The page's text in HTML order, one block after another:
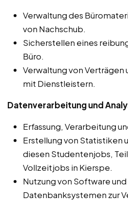
Verwaltung des
von Nachschub.
Sicherstellen eines
Büro.
Verwaltung von Verträgen
mit Dienstleistern.
Datenverarbeitung und
Erfassung, Verarbeitung
Erstellung von Statistiken
diesen Studentenjobs,
Vollzeitjobs in Kierspe.
Nutzung von Software und
Datenbanksystemen zur